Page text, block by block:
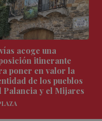
acoge una
itinerante
poner en valor la
de los pueblos
Palancia y el Mijares